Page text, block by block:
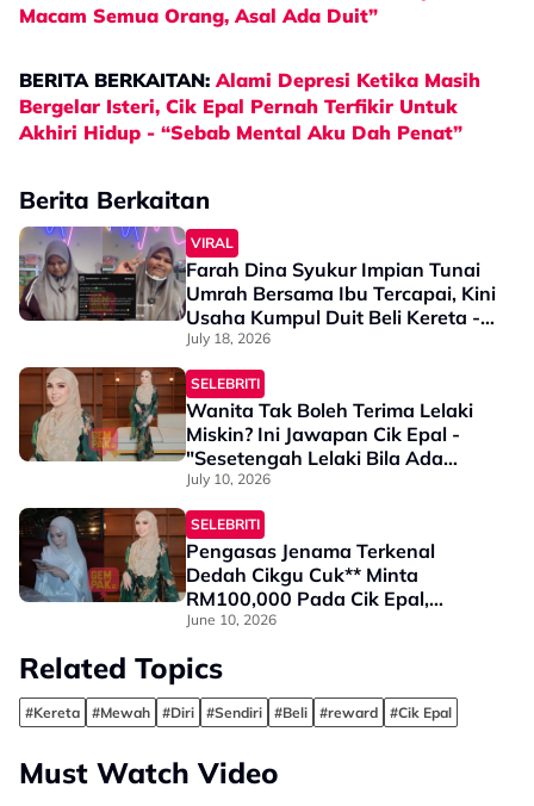
Macam Semua Orang, Asal Ada Duit”
BERITA BERKAITAN:Alami Depresi Ketika Masih
Bergelar Isteri, Cik Epal Pernah Terfikir Untuk
Akhiri Hidup - “Sebab Mental Aku Dah Penat”
Berita Berkaitan
VIRAL
Farah Dina Syukur Impian Tunai
Umrah Bersama Ibu Tercapai, Kini
Usaha Kumpul Duit Beli Kereta -
“Nama Tak Boleh Buat Loan…”
July 18, 2026
SELEBRITI
Wanita Tak Boleh Terima Lelaki
Miskin? Ini Jawapan Cik Epal -
"Sesetengah Lelaki Bila Ada
Duit..."
July 10, 2026
SELEBRITI
Pengasas Jenama Terkenal
Dedah Cikgu Cuk** Minta
RM100,000 Pada Cik Epal,
Dakwa Terlibat Kes Pemalsuan
Pun Kena…”
June 10, 2026
Related Topics
#Kereta #Mewah #Diri #Sendiri #Beli #reward #Cik Epal
Must Watch Video